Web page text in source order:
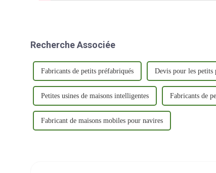
Recherche Associée
Fabricants de petits préfabriqués Devis pour les petits
Petites usines de maisons intelligentes Fabricants de
Fabricant de maisons mobiles pour navires